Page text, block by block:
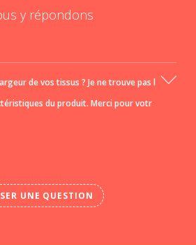
y répondons
de vos tissus ? Je ne trouve pas l
du produit. Merci pour votr
UNE QUESTION